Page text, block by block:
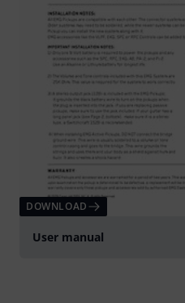
DOWNLOAD
User manual